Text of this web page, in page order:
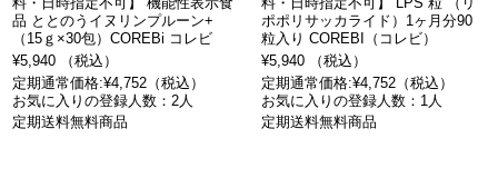
品 ととのうイヌリンプルーン+
（15ｇ×30包）COREBi コレビ
¥5,940 （税込）
定期通常価格:¥4,752（税込）
お気に入りの登録人数：2人
定期送料無料商品
ポポリサッカライド）1ヶ月分90
粒入り COREBI（コレビ）
¥5,940 （税込）
定期通常価格:¥4,752（税込）
お気に入りの登録人数：1人
定期送料無料商品